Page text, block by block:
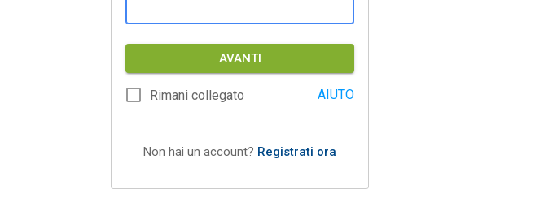
AVANTI
Rimani collegato AIUTO
Non hai un account? Registrati ora